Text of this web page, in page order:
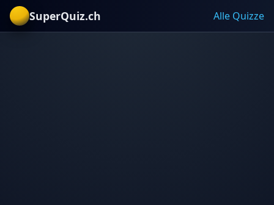
SuperQuiz.ch Alle Quizze